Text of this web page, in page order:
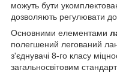
можуть бути
дозволяють регулювати
Основними елементами
полегшений легований
з'єднувачі 8-го класу
загальносвітовим